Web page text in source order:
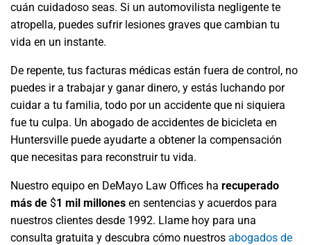
cuán cuidadoso seas. Si un automovilista negligente te
atropella, puedes sufrir lesiones graves que cambian tu
vida en un instante.
De repente, tus facturas médicas están fuera de control, no
puedes ir a trabajar y ganar dinero, y estás luchando por
cuidar a tu familia, todo por un accidente que ni siquiera
fue tu culpa. Un abogado de accidentes de bicicleta en
Huntersville puede ayudarte a obtener la compensación
que necesitas para reconstruir tu vida.
Nuestro equipo en DeMayo Law Offices ha recuperado
más de $1 mil millones en sentencias y acuerdos para
nuestros clientes desde 1992. Llame hoy para una
consulta gratuita y descubra cómo nuestros abogados de